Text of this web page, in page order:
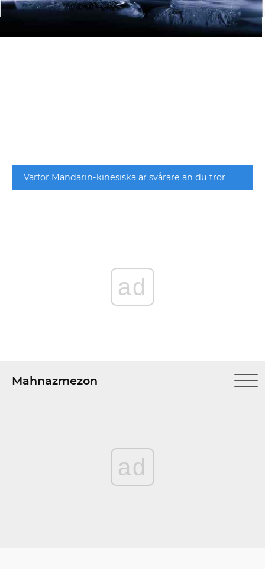
Varför Mandarin-kinesiska är svårare än du tror
ad
Mahnazmezon
ad